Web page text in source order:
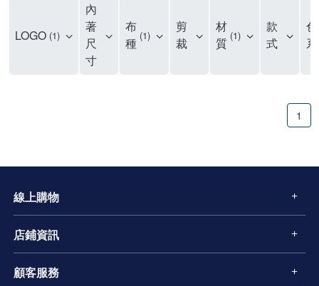
LOGO 1
內
著
尺
寸
布
種 1
剪
裁
材
質 1
款
式
色
系
1
線上購物
店鋪資訊
顧客服務